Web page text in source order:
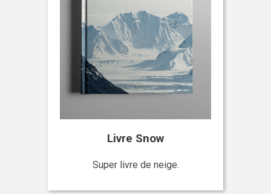
Livre Snow
Super livre de neige.